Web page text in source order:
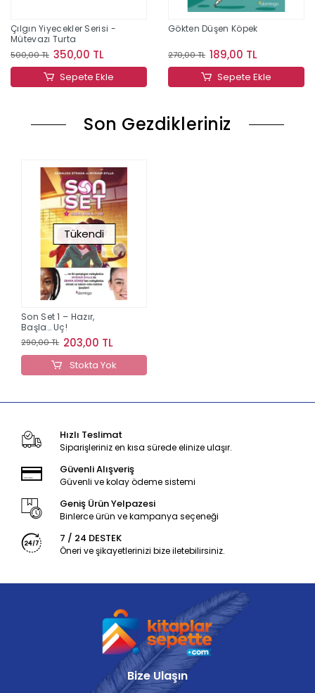
Çılgın Yiyecekler Serisi -
Mütevazı Turta
500,00 TL 350,00 TL
Sepete Ekle
Gökten Düşen Köpek
270,00 TL 189,00 TL
Sepete Ekle
Son Gezdikleriniz
Tükendi
Son Set 1 – Hazır,
Başla… Uç!
290,00 TL 203,00 TL
Stokta Yok
Hızlı Teslimat
Siparişleriniz en kısa sürede elinize ulaşır.
Güvenli Alışveriş
Güvenli ve kolay ödeme sistemi
Geniş Ürün Yelpazesi
Binlerce ürün ve kampanya seçeneği
7 / 24 DESTEK
Öneri ve şikayetlerinizi bize iletebilirsiniz.
Bize Ulaşın